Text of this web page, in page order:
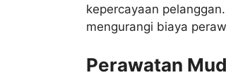
kepercayaan
mengurangi biaya
Perawatan